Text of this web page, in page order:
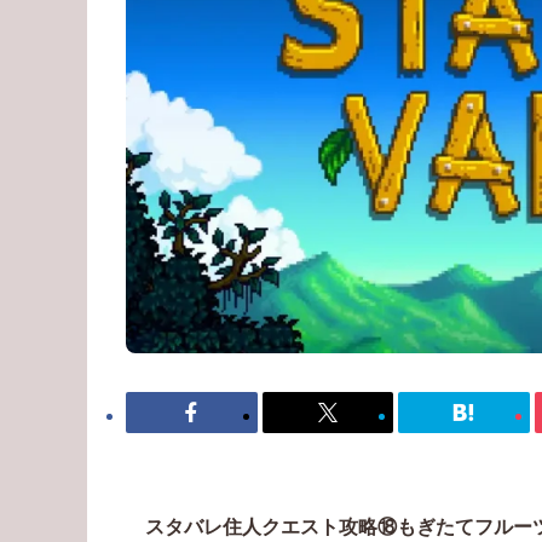
スタバレ住人クエスト攻略⑱もぎたてフルー